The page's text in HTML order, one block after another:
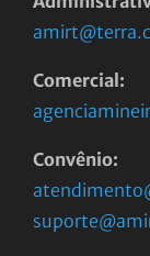
Comercial:
Convênio: